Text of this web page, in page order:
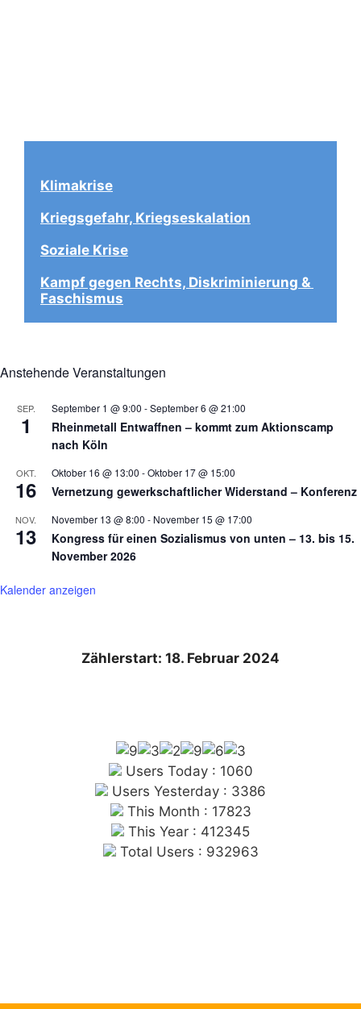
Klimakrise
Kriegsgefahr, Kriegseskalation
Soziale Krise
Kampf gegen Rechts, Diskriminierung &
Faschismus
Anstehende Veranstaltungen
SEP.
1
September 1 @ 9:00 -September 6 @ 21:00
Rheinmetall Entwaffnen – kommt zum Aktionscamp
nach Köln
OKT.
16
Oktober 16 @ 13:00 -Oktober 17 @ 15:00
Vernetzung gewerkschaftlicher Widerstand – Konferenz
NOV.
13
November 13 @ 8:00 - November 15 @ 17:00
Kongress für einen Sozialismus von unten – 13. bis 15.
November 2026
Kalender anzeigen
Zählerstart: 18. Februar 2024
Users Today : 1060
Users Yesterday : 3386
This Month : 17823
This Year : 412345
Total Users : 932963